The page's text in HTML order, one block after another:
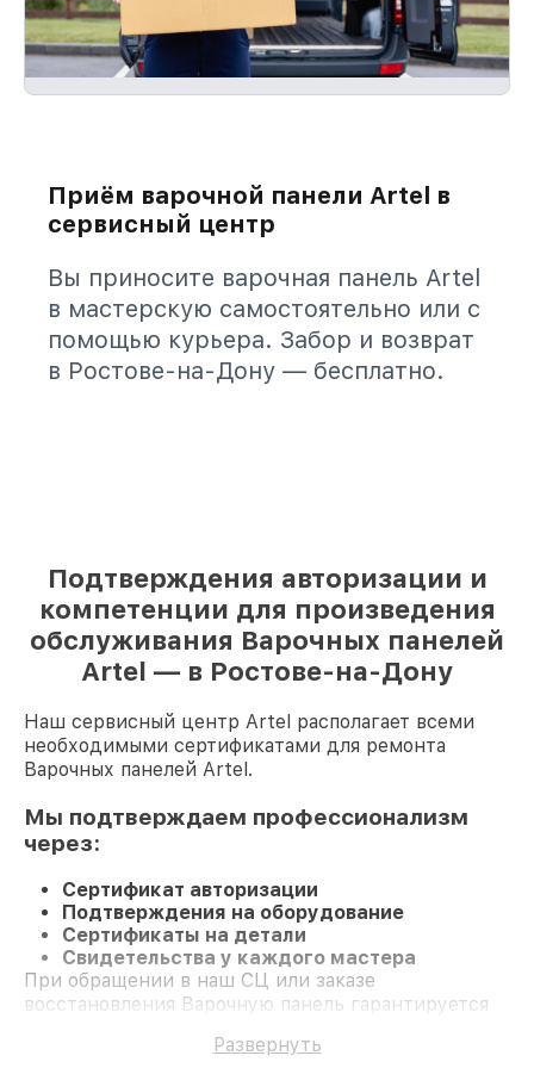
Приём варочной панели Artel в
сервисный центр
Вы приносите варочная панель Artel
в мастерскую самостоятельно или с
помощью курьера. Забор и возврат
в Ростове-на-Дону — бесплатно.
Подтверждения авторизации и
компетенции для произведения
обслуживания Варочных панелей
Artel — в Ростове-на-Дону
Наш сервисный центр Artel располагает всеми
необходимыми сертификатами для ремонта
Варочных панелей Artel.
Мы подтверждаем профессионализм
через:
Сертификат авторизации
Подтверждения на оборудование
Сертификаты на детали
Свидетельства у каждого мастера
При обращении в наш СЦ или заказе
восстановления Варочную панель гарантируется
Развернуть